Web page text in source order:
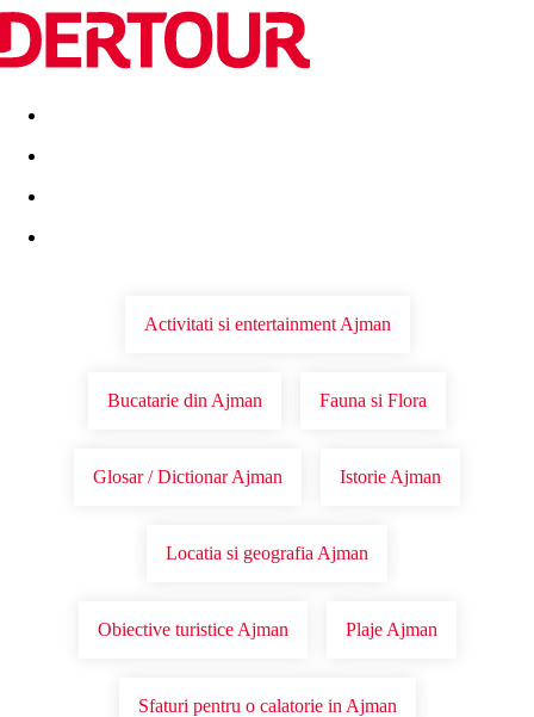
Destinatii Vacanta perfecta OFERTE DE NERATAT
Activitati si entertainment Ajman
Bucatarie din Ajman Fauna si Flora
Glosar / Dictionar Ajman Istorie Ajman
Locatia si geografia Ajman
Obiective turistice Ajman Plaje Ajman
Sfaturi pentru o calatorie in Ajman